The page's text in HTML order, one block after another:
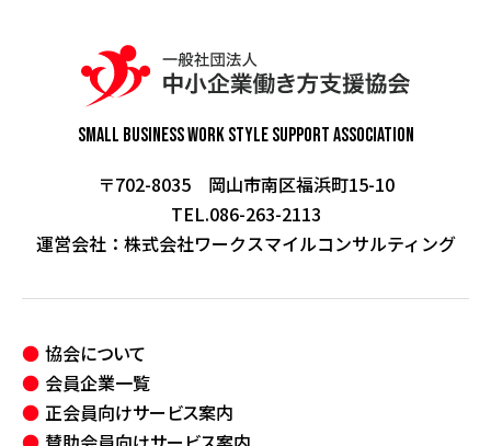
Small Business Work StyleSupport Association
〒702-8035 岡山市南区福浜町15-10
TEL.086-263-2113
運営会社： 株式会社ワークスマイルコンサルティング
協会について
会員企業一覧
正会員向けサービス案内